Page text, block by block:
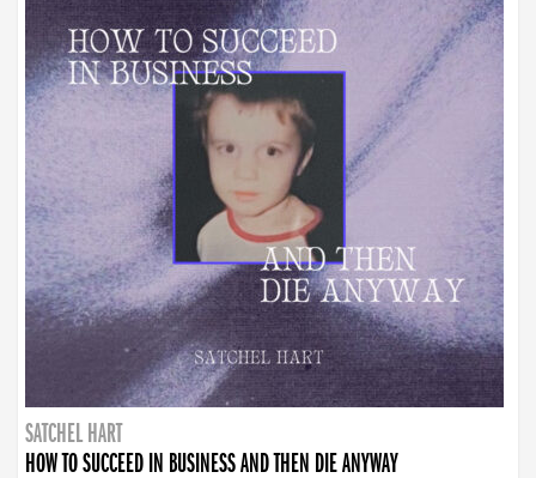
SATCHEL HART
HOW TO SUCCEED IN BUSINESS AND THEN DIE ANYWAY